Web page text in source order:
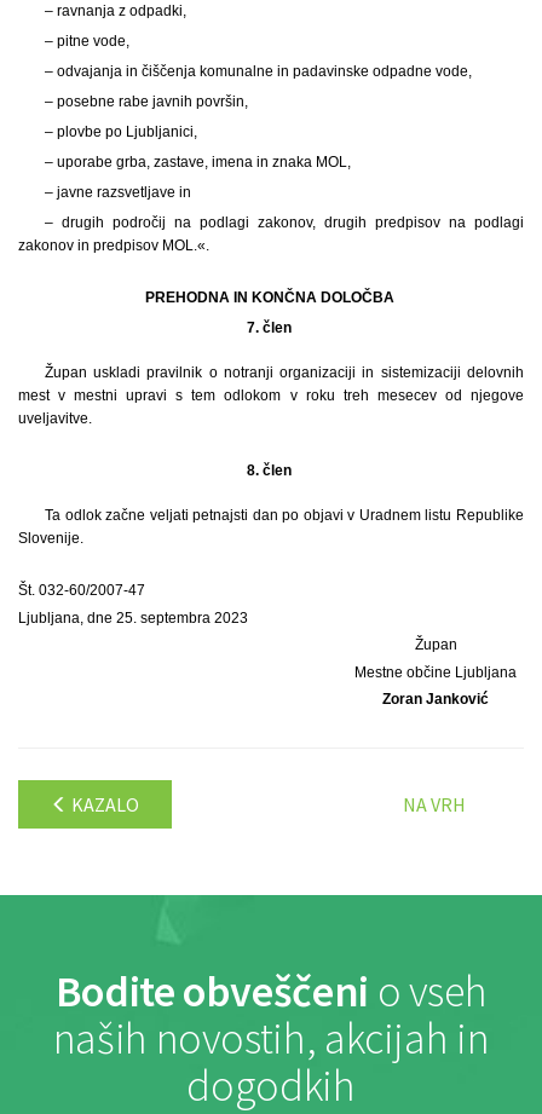
– ravnanja z odpadki,
– pitne vode,
– odvajanja in čiščenja komunalne in padavinske odpadne vode,
– posebne rabe javnih površin,
– plovbe po Ljubljanici,
– uporabe grba, zastave, imena in znaka MOL,
– javne razsvetljave in
– drugih področij na podlagi zakonov, drugih predpisov na podlagi
zakonov in predpisov MOL.«.
PREHODNA IN KONČNA DOLOČBA
7. člen
Župan uskladi pravilnik o notranji organizaciji in sistemizaciji delovnih
mest v mestni upravi s tem odlokom v roku treh mesecev od njegove
uveljavitve.
8. člen
Ta odlok začne veljati petnajsti dan po objavi v Uradnem listu Republike
Slovenije.
Št. 032-60/2007-47
Ljubljana, dne 25. septembra 2023
Župan
Mestne občine Ljubljana
Zoran Janković
KAZALO NA VRH
Bodite obveščeni o vseh
naših novostih, akcijah in
dogodkih